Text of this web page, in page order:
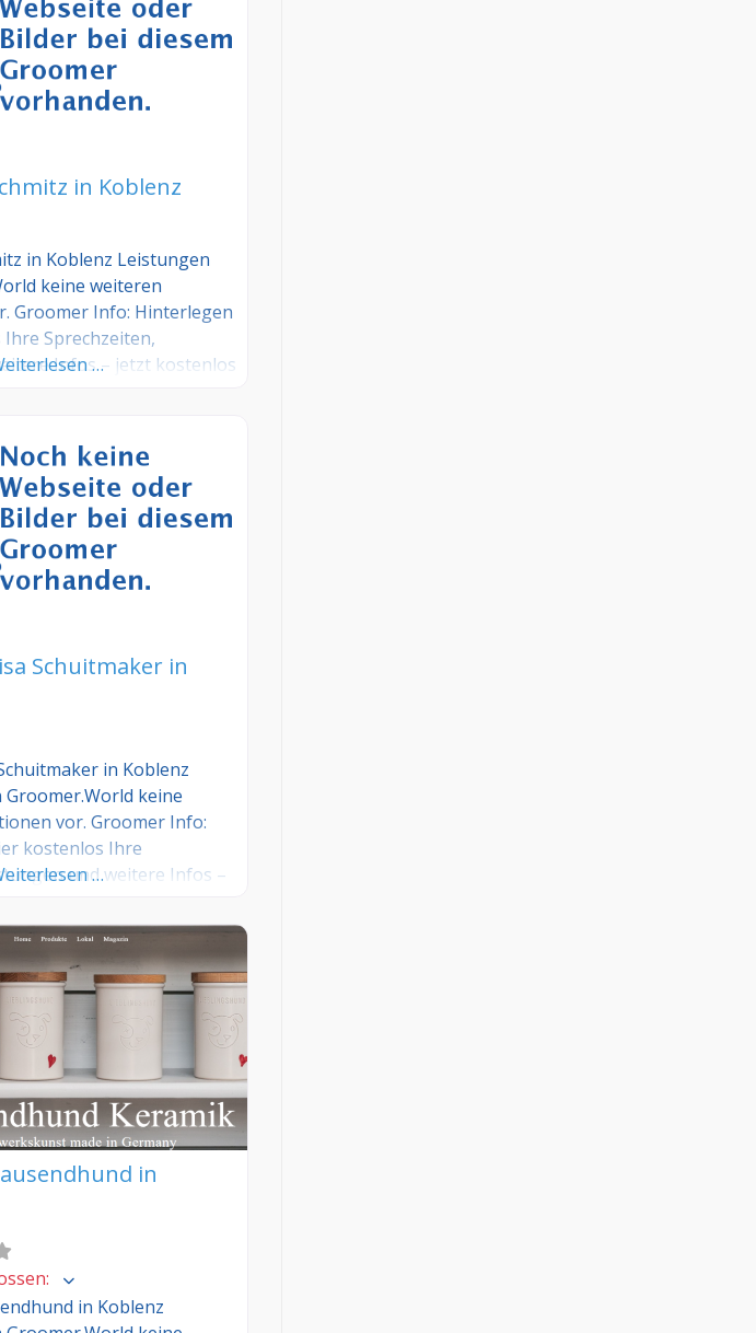
in Koblenz
in Koblenz Leistungen
keine weiteren
Groomer Info: Hinterlegen
Sprechzeiten,
Infos – jetzt kostenlos
die Kommentarfunktion
Hundebesitzer/innen!
…
Schuitmaker in
in Koblenz
keine
vor. Groomer Info:
kostenlos Ihre
und weitere Infos –
Dann teilen Sie Ihre
Kommentarfunktion
Hundebesitzer/innen!
…
in
:
in Koblenz